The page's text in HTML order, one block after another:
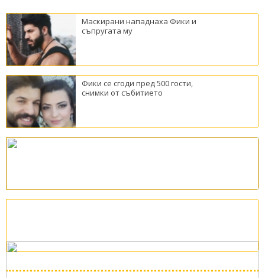
Маскирани нападнаха Фики и
съпругата му
Фики се сгоди пред 500 гости,
снимки от събитието